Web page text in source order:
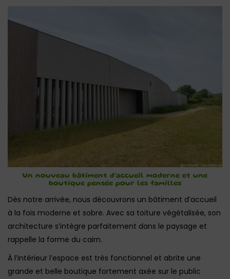
Un nouveau bâtiment d’accueil moderne et une
boutique pensée pour les familles
Dès notre arrivée, nous découvrons un bâtiment d’accueil
à la fois moderne et sobre. Avec sa toiture végétalisée, son
architecture s’intègre parfaitement dans le paysage et
rappelle la forme du cairn.
À l’intérieur l’espace est très fonctionnel et abrite une
grande et belle boutique fortement axée sur le public